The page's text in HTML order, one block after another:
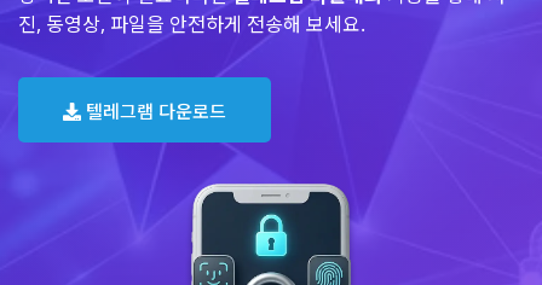
진, 동영상, 파일을 안전하게 전송해 보세요.
텔레그램 다운로드